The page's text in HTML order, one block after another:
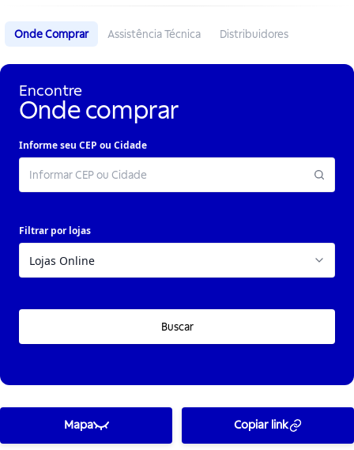
Onde Comprar Assistência Técnica Distribuidores
Encontre
Onde comprar
Informe seu CEP ou Cidade
Filtrar por lojas
Buscar
Mapa Copiar link